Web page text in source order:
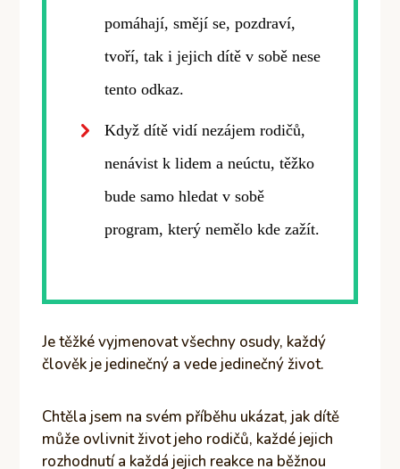
pomáhají, smějí se, pozdraví,
tvoří, tak i jejich dítě v sobě nese
tento odkaz.
Když dítě vidí nezájem rodičů,
nenávist k lidem a neúctu, těžko
bude samo hledat v sobě
program, který nemělo kde zažít.
Je těžké vyjmenovat všechny osudy, každý
člověk je jedinečný a vede jedinečný život.
Chtěla jsem na svém příběhu ukázat, jak dítě
může ovlivnit život jeho rodičů, každé jejich
rozhodnutí a každá jejich reakce na běžnou